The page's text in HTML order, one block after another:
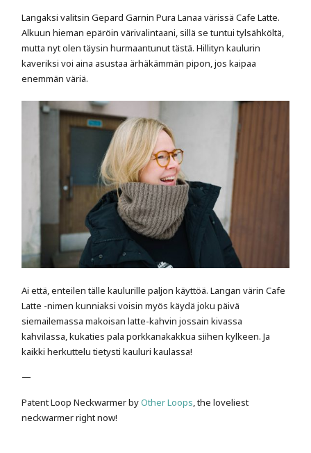
Langaksi valitsin Gepard Garnin Pura Lanaa värissä Cafe Latte.
Alkuun hieman epäröin värivalintaani, sillä se tuntui tylsähköltä,
mutta nyt olen täysin hurmaantunut tästä. Hillityn kaulurin
kaveriksi voi aina asustaa ärhäkämmän pipon, jos kaipaa
enemmän väriä.
Ai että, enteilen tälle kaulurille paljon käyttöä. Langan värin Cafe
Latte -nimen kunniaksi voisin myös käydä joku päivä
siemailemassa makoisan latte-kahvin jossain kivassa
kahvilassa, kukaties pala porkkanakakkua siihen kylkeen. Ja
kaikki herkuttelu tietysti kauluri kaulassa!
—
Patent Loop Neckwarmer byOther Loops , the loveliest
neckwarmer right now!